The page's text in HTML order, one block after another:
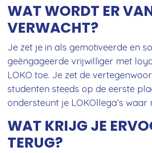
WAT WORDT ER
VERWACHT?
Je zet je in als gemotiveerde en
geëngageerde vrijwilliger met
LOKO toe. Je zet de
studenten steeds op de eerste
ondersteunt je LOKOllega’s waar
WAT KRIJG JE
TERUG?